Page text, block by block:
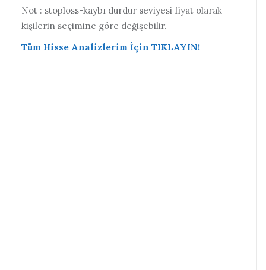
Not : stoploss-kaybı durdur seviyesi fiyat olarak
kişilerin seçimine göre değişebilir.
Tüm Hisse Analizlerim İçin TIKLAYIN!